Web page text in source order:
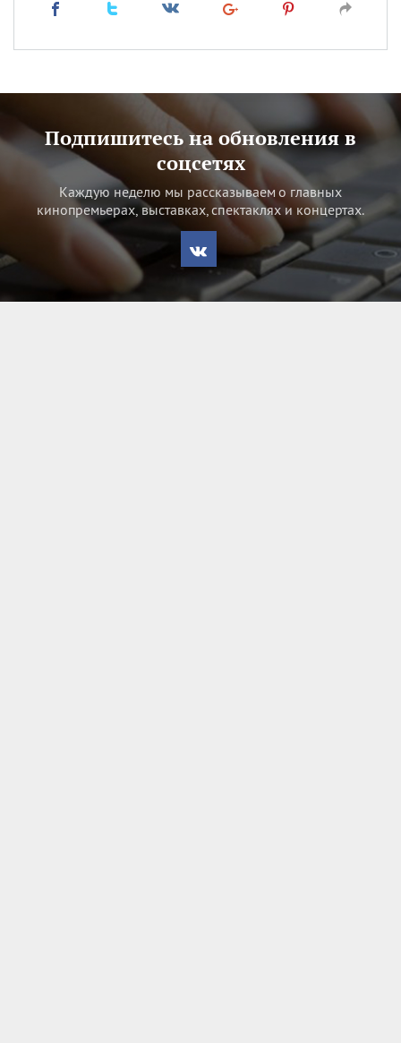
Подпишитесь на обновления в
соцсетях
Каждую неделю мы рассказываем о главных
кинопремьерах, выставках, спектаклях и концертах.